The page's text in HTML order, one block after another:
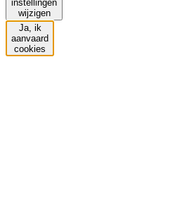
instellingen
wijzigen
Ja, ik
aanvaard
cookies